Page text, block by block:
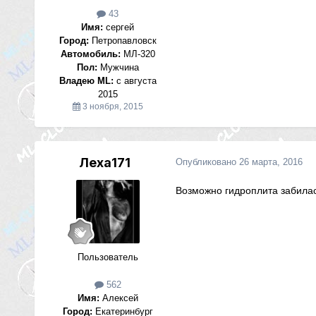
43
Имя: сергей
Город: Петропавловск
Автомобиль: МЛ-320
Пол: Мужчина
Владею ML: с августа
2015
3 ноября, 2015
Леха171
Пользователь
562
Имя: Алексей
Город: Екатеринбург
Опубликовано 26 марта, 2016
Возможно гидроплита